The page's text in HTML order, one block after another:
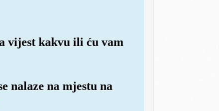
vijest kakvu ili ću vam
nalaze na mjestu na